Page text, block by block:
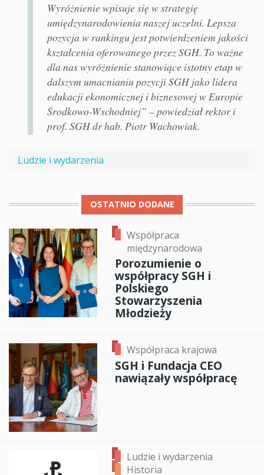
Wyróżnienie wpisuje się w strategię
umiędzynarodowienia naszej uczelni. Lepsza
pozycja w rankingu jest potwierdzeniem jakości
kształcenia oferowanego przez SGH. To ważne
dla nas wyróżnienie stanowiące istotny etap w
dalszym umacnianiu pozycji SGH jako lidera
edukacji ekonomicznej i biznesowej w Europie
Środkowo-Wschodniej” – powiedział rektor i
prof. SGH dr hab. Piotr Wachowiak.
Ludzie i wydarzenia
OSTATNIO DODANE
Współpraca
międzynarodowa
Porozumienie o
współpracy SGH i
Polskiego
Stowarzyszenia
Młodzieży
Współpraca krajowa
SGH i Fundacja CEO
nawiązały współpracę
Ludzie i wydarzenia
Historia